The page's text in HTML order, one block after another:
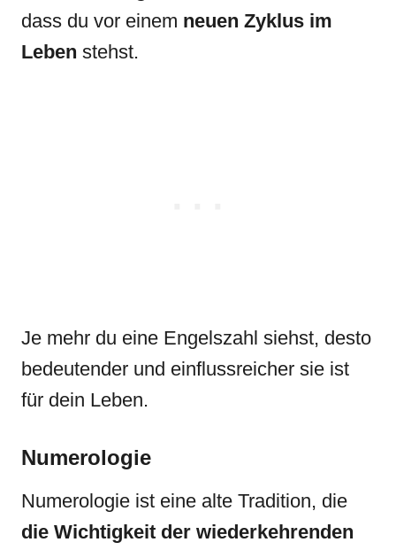
dass du vor einem neuen Zyklus im
Leben stehst.
Je mehr du eine Engelszahl siehst, desto
bedeutender und einflussreicher sie ist
für dein Leben.
Numerologie
Numerologie ist eine alte Tradition, die
die Wichtigkeit der wiederkehrenden